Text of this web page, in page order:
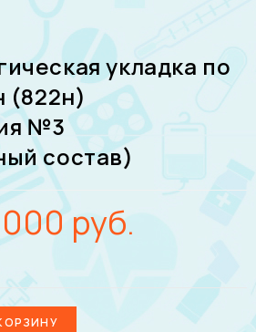
укладка по
(822н)
№3
состав)
руб.